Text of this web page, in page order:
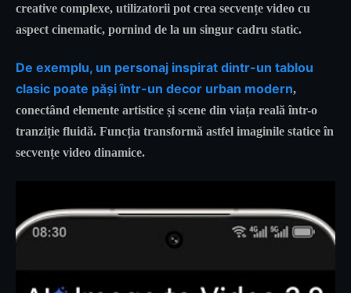
creative complexe, utilizatorii pot crea secvențe video cu
aspect cinematic, pornind de la un singur cadru static.
De exemplu, un personaj inspirat dintr-un tablou
clasic poate păși într-un decor urban modern,
conectând elemente artistice și scene din viața reală într-o
tranziție fluidă. Funcția transformă astfel imaginile statice în
secvențe video dinamice.